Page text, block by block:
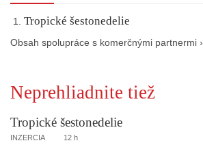
Tropické šestonedelie
Obsah spolupráce s komerčnými partnermi ›
Neprehliadnite tiež
Tropické šestonedelie
INZERCIA 12 h